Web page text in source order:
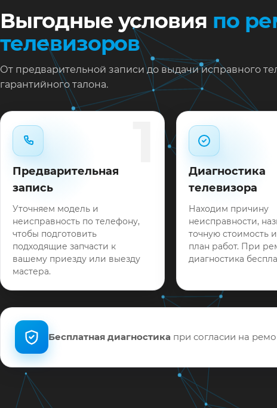
Выгодные условия по
телевизоров
От предварительной записи до выдачи исправного
гарантийного талона.
Предварительная
запись
Уточняем модель и
неисправность по телефону,
чтобы подготовить
подходящие запчасти к
вашему приезду или выезду
мастера.
Диагностика
телевизора
Находим причину
неисправности,
точную стоимость
план работ. При
диагностика
Бесплатная диагностика при согласии на